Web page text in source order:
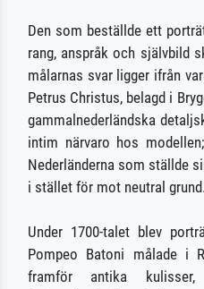
Den som beställde ett
rang, anspråk och självbild
målarnas svar ligger ifrån
Petrus Christus, belagd i
gammalnederländska
intim närvaro hos
Nederländerna som ställde
i stället för mot neutral grund.
Under 1700-talet blev
Pompeo Batoni målade i
framför antika kulisser,